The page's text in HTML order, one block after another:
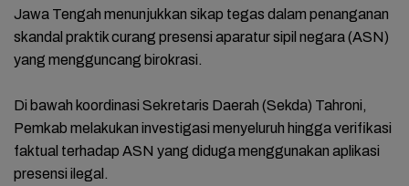
Jawa Tengah menunjukkan sikap tegas dalam penanganan
skandal praktik curang presensi aparatur sipil negara (ASN)
yang mengguncang birokrasi.
Di bawah koordinasi Sekretaris Daerah (Sekda) Tahroni,
Pemkab melakukan investigasi menyeluruh hingga verifikasi
faktual terhadap ASN yang diduga menggunakan aplikasi
presensi ilegal.